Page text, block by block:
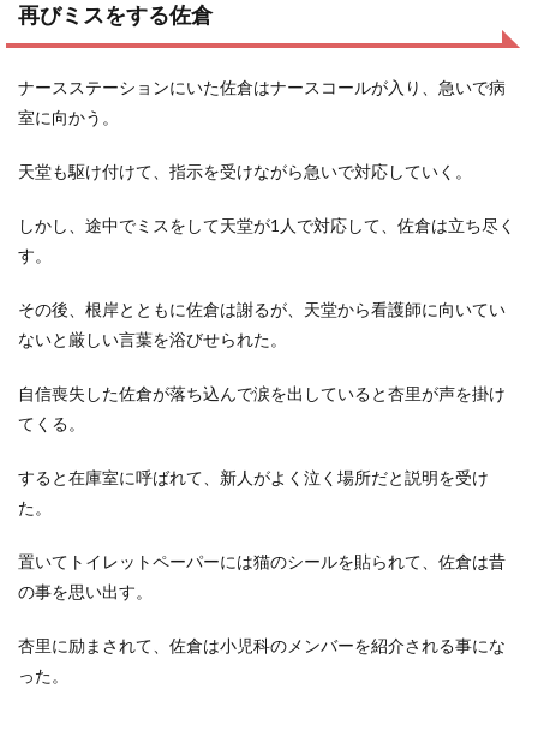
再びミスをする佐倉
ナースステーションにいた佐倉はナースコールが入り、急いで病
室に向かう。
天堂も駆け付けて、指示を受けながら急いで対応していく。
しかし、途中でミスをして天堂が1人で対応して、佐倉は立ち尽く
す。
その後、根岸とともに佐倉は謝るが、天堂から看護師に向いてい
ないと厳しい言葉を浴びせられた。
自信喪失した佐倉が落ち込んで涙を出していると杏里が声を掛け
てくる。
すると在庫室に呼ばれて、新人がよく泣く場所だと説明を受け
た。
置いてトイレットペーパーには猫のシールを貼られて、佐倉は昔
の事を思い出す。
杏里に励まされて、佐倉は小児科のメンバーを紹介される事にな
った。